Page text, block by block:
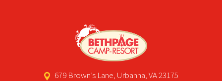
679 Brown’s Lane, Urbanna, VA 23175